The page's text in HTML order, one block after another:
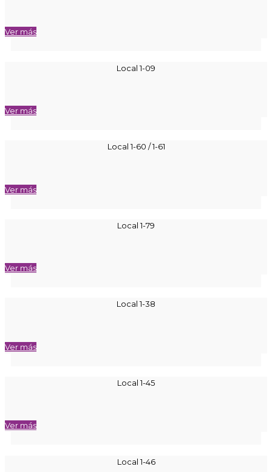
Ver más
Local 1-09
Ver más
Local 1-60 / 1-61
Ver más
Local 1-79
Ver más
Local 1-38
Ver más
Local 1-45
Ver más
Local 1-46